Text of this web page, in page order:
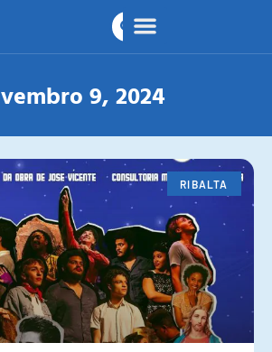
9, 2024
RIBALTA